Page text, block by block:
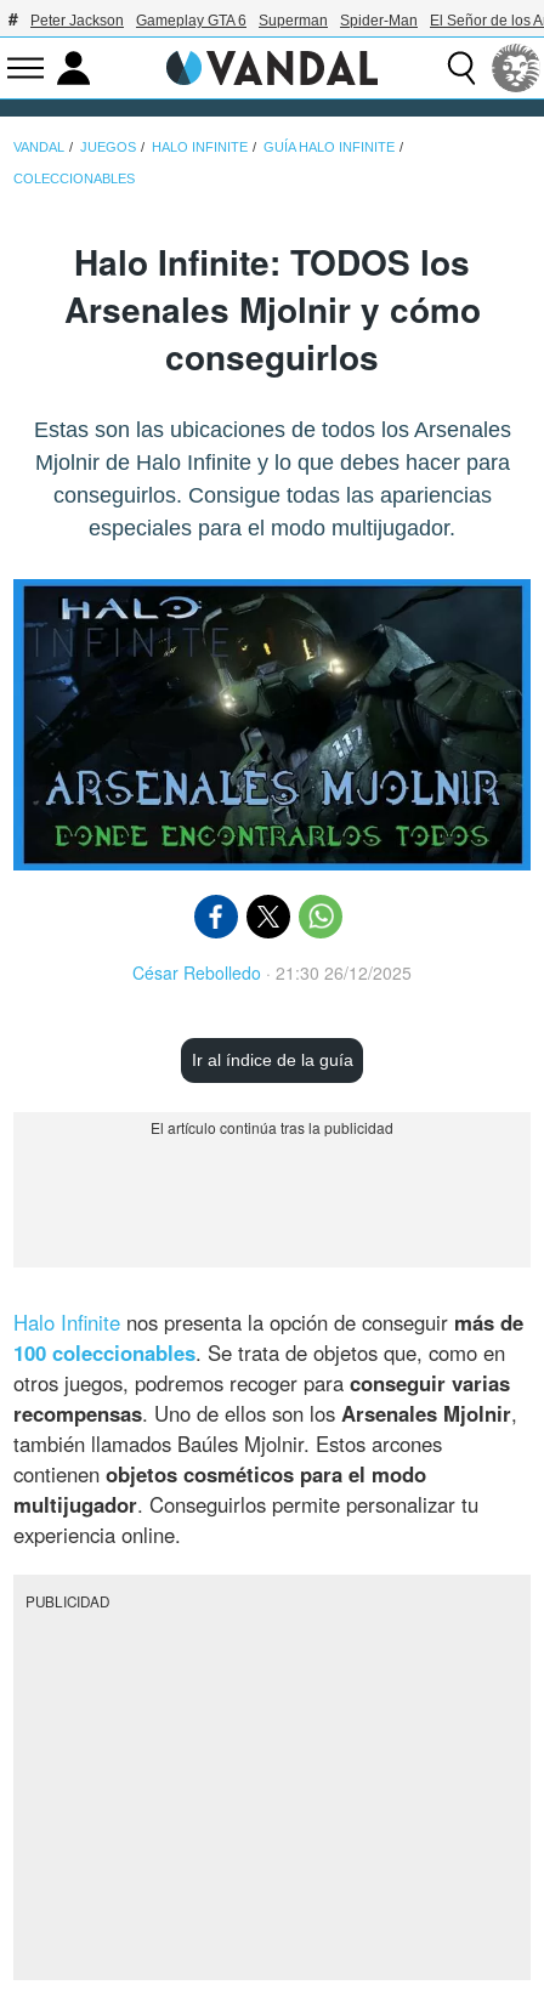
Peter Jackson Gameplay GTA 6 Superman Spider-Man El Señor de los
VANDAL JUEGOS HALO INFINITE GUÍA HALO INFINITE
COLECCIONABLES
Halo Infinite: TODOS los
Arsenales Mjolnir y cómo
conseguirlos
Estas son las ubicaciones de todos los Arsenales
Mjolnir de Halo Infinite y lo que debes hacer para
conseguirlos. Consigue todas las apariencias
especiales para el modo multijugador.
César Rebolledo · 21:30 26/12/2025
Ir al índice de la guía
Halo Infinite nos presenta la opción de conseguir más de
100 coleccionables. Se trata de objetos que, como en
otros juegos, podremos recoger paraconseguir varias
recompensas. Uno de ellos son losArsenales Mjolnir,
también llamados Baúles Mjolnir. Estos arcones
contienenobjetos cosméticos para el modo
multijugador. Conseguirlos permite personalizar tu
experiencia online.
PUBLICIDAD